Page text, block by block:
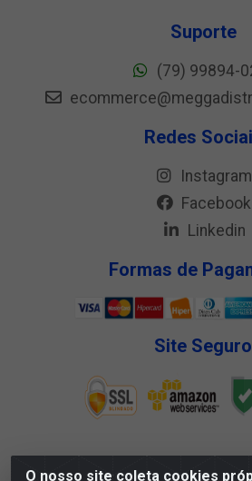
O nosso site coleta cookies
Suporte
(79) 99894-
Redes
Instagram
Facebook
Linkedin
Formas de
Site Seguro